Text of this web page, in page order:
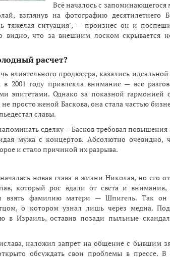
Всё началось с запоминающегося
взглянув на фотографию десятилетнего
тяжёлая ситуация", — произнес он и
видно, что за внешним лоском скрывается
расчет?
влиятельного продюсера, казались
в 2001 году привлекла внимание — все
эпитетами. Однако за показной гармонией
просто женой Баскова, она стала частью
славы.
сделку — Басков требовал повышения
мужа с концертов. Абсолютно очевидно,
и стало причиной их разрыва.
новая глава в жизни Николая, но его
который рос вдали от света и внимания,
взять фамилию матери — Шпигель. Так он
о котором узнал лишь через медиа.
в Израиль, оставив позади пыльные
наложил запрет на общение с бывшим
обсуждать свои проблемы в прессе. В